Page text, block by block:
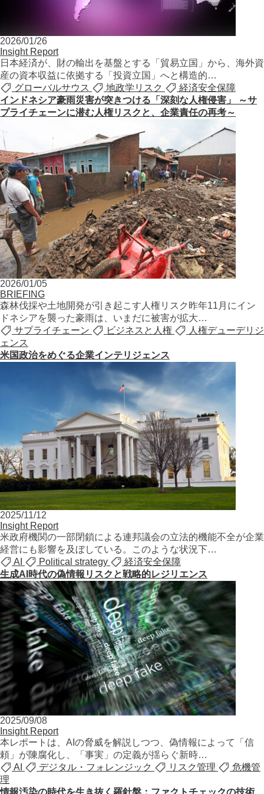
2026/01/26
Insight Report
⽇本経済が、財の輸出を基盤とする「貿易⽴国」から、海外資
産の資本収益に依拠する「投資⽴国」へと構造的…
グローバルサウス
地政学リスク
経済安全保障
インドネシア豪雨災害が突きつける「深刻な人権侵害」 ～サ
プライチェーンに潜む人権リスクと、企業責任の再考～
2026/01/05
BRIEFING
森林伐採や土地開発が引き起こす人権リスク昨年11月にイン
ドネシアを襲った豪雨は、いまだに被害が拡大…
サプライチェーン
ビジネスと人権
人権デューデリジ
ェンス
⽶国政治をめぐる企業インテリジェンス
2025/11/12
Insight Report
⽶政府機関の⼀部閉鎖による連邦議会の⽴法的機能不全が企業
経営にも影響を及ぼしている。このような状況下…
AI
Political strategy
経済安全保障
生成AI時代の偽情報リスクと戦略的レジリエンス
2025/09/08
Insight Report
本レポートは、AIの脅威を解説しつつ、偽情報によって「信
頼」が陳腐化し、「事実」の定義が揺らぐ新時…
AI
デジタル・フォレンジック リスク管理
危機管
理
情報汚染の時代を生き抜く羅針盤：ファクトチェックの技術